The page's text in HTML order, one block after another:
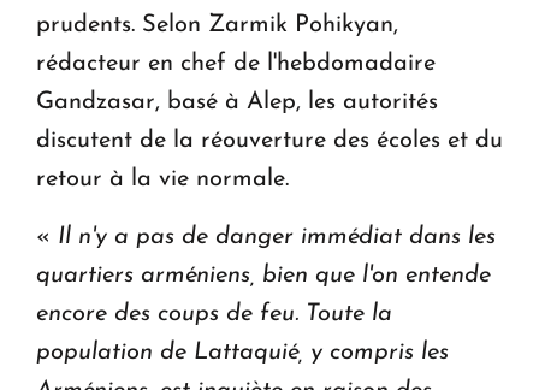
prudents. Selon Zarmik Pohikyan,
rédacteur en chef de l'hebdomadaire
Gandzasar, basé à Alep, les autorités
discutent de la réouverture des écoles et du
retour à la vie normale.
« Il n'y a pas de danger immédiat dans les
quartiers arméniens, bien que l'on entende
encore des coups de feu. Toute la
population de Lattaquié, y compris les